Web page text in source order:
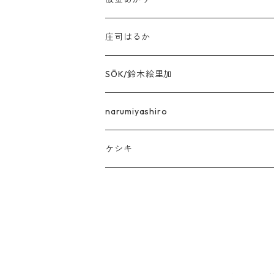
庄司はるか
SŌK/鈴木絵里加
narumiyashiro
ケシキ